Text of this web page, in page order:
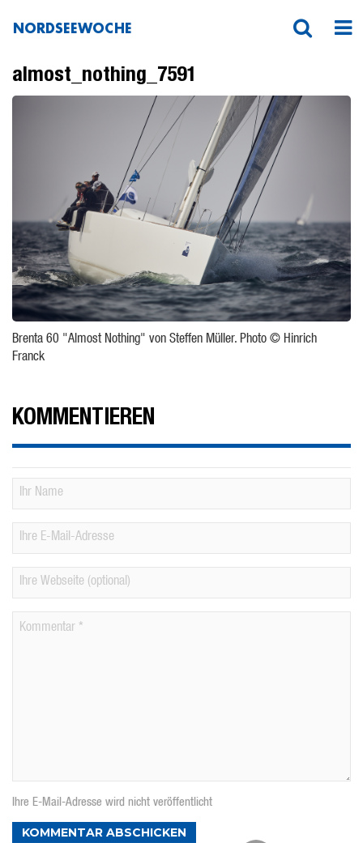
NORDSEEWOCHE
almost_nothing_7591
Brenta 60 "Almost Nothing" von Steffen Müller. Photo © Hinrich
Franck
KOMMENTIEREN
Ihre E-Mail-Adresse wird nicht veröffentlicht
KOMMENTAR ABSCHICKEN